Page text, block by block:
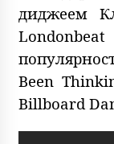
диджеем
Been
Billboard